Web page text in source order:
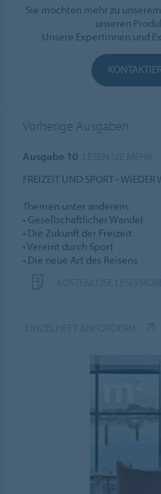
Sie möchten mehr zu
unseren
Unsere Expertinnen und
Vorherige Ausgaben
Ausgabe 10
FREIZEIT UND SPORT - WIEDER
Themen unter anderem:
• Gesellschaftlicher Wandel
• Die Zukunft der Freizeit
• Vereint durch Sport
• Die neue Art des Reisens